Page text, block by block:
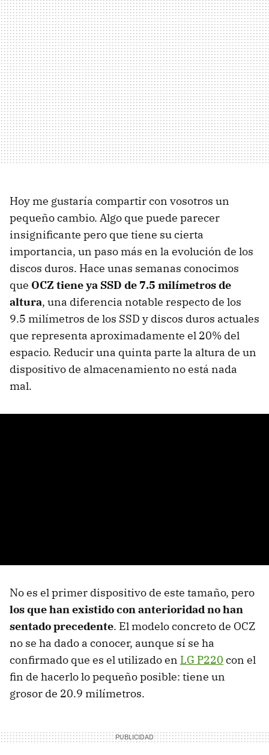
Hoy me gustaría compartir con vosotros un
pequeño cambio. Algo que puede parecer
insignificante pero que tiene su cierta
importancia, un paso más en la evolución de los
discos duros. Hace unas semanas conocimos
que OCZ tiene ya SSD de 7.5 milímetros de
altura, una diferencia notable respecto de los
9.5 milímetros de los SSD y discos duros actuales
que representa aproximadamente el 20% del
espacio. Reducir una quinta parte la altura de un
dispositivo de almacenamiento no está nada
mal.
No es el primer dispositivo de este tamaño, pero
los que han existido con anterioridad no han
sentado precedente. El modelo concreto de OCZ
no se ha dado a conocer, aunque sí se ha
confirmado que es el utilizado en LG P220 con el
fin de hacerlo lo pequeño posible: tiene un
grosor de 20.9 milímetros.